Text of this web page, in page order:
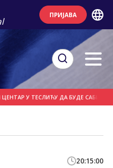
ПРИЈАВА
ТЕСЛИЋУ ДА БУДЕ САБИРНО
20:15:00